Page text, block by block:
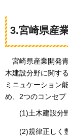
3.宮崎県産
宮崎県産業開発
木建設分野に関す
ミニュケーション
め、2つのコンセプ
(1)土木建設分
(2)規律正しく